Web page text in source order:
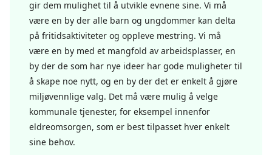
gir dem mulighet til å utvikle evnene sine. Vi må
være en by der alle barn og ungdommer kan delta
på fritidsaktiviteter og oppleve mestring. Vi må
være en by med et mangfold av arbeidsplasser, en
by der de som har nye ideer har gode muligheter til
å skape noe nytt, og en by der det er enkelt å gjøre
miljøvennlige valg. Det må være mulig å velge
kommunale tjenester, for eksempel innenfor
eldreomsorgen, som er best tilpasset hver enkelt
sine behov.